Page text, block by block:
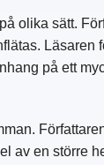
olika sätt.
Läsaren
på ett
av en större